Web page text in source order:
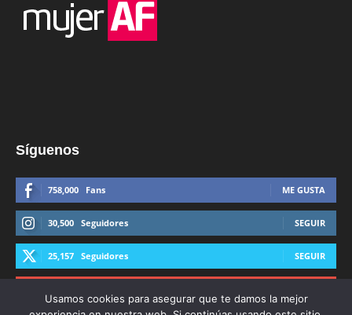
Síguenos
758,000 Fans ME GUSTA
30,500 Seguidores SEGUIR
25,157 Seguidores SEGUIR
Usamos cookies para asegurar que te damos la mejor